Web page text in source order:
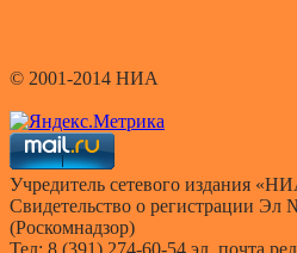
© 2001-2014 НИА
Учредитель сетевого издания
Свидетельство о регистрации
(Роскомнадзор)
Тел: 8 (391) 274-60-54 эл. почта